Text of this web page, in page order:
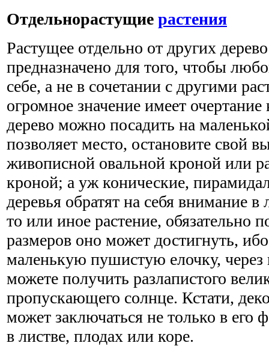
Отдельнорастущие растения
Растущее отдельно от других
предназначено для того, чтобы
себе, а не в сочетании с другими
огромное значение имеет
дерево можно посадить на
позволяет место, остановите свой
живописной овальной кроной или
кроной; а уж конические,
деревья обратят на себя внимание
то или иное растение, обязательно
размеров оно может достигнуть,
маленькую пушистую елочку, через
можете получить разлапистого
пропускающего солнце. Кстати,
может заключаться не только в его
в листве, плодах или коре.